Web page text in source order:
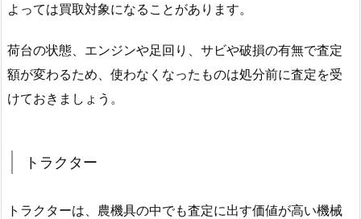
よっては買取対象になることがあります。
荷台の状態、エンジンや足回り、サビや破損の有無で査定
額が変わるため、使わなくなったものは処分前に査定を受
けておきましょう。
トラクター
トラクターは、農機具の中でも査定に出す価値が高い機械